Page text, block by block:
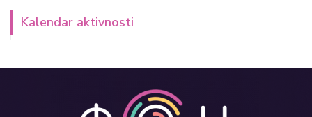
Kalendar aktivnosti